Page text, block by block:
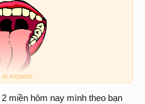
expand...
miền hôm nay mình theo bạn